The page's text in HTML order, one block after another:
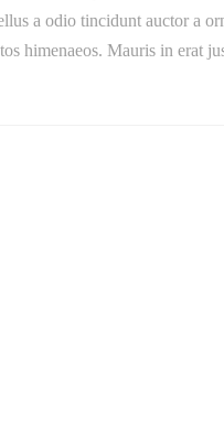
a odio tincidunt auctor a
himenaeos. Mauris in erat